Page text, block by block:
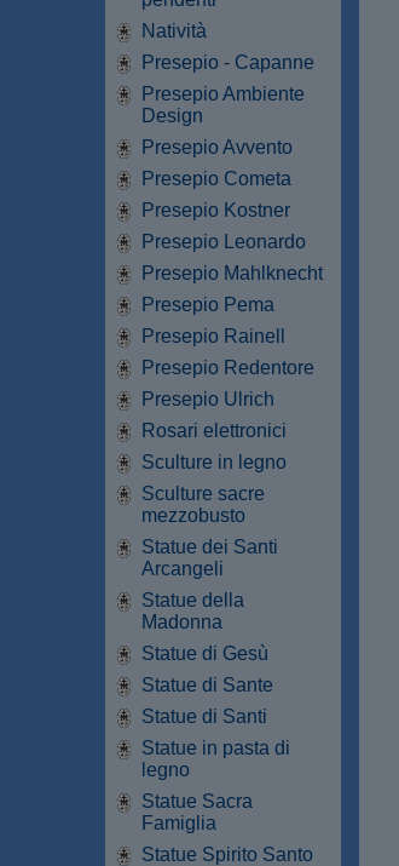
Natività
Presepio - Capanne
Presepio Ambiente
Design
Presepio Avvento
Presepio Cometa
Presepio Kostner
Presepio Leonardo
Presepio Mahlknecht
Presepio Pema
Presepio Rainell
Presepio Redentore
Presepio Ulrich
Rosari elettronici
Sculture in legno
Sculture sacre
mezzobusto
Statue dei Santi
Arcangeli
Statue della
Madonna
Statue di Gesù
Statue di Sante
Statue di Santi
Statue in pasta di
legno
Statue Sacra
Famiglia
Statue Spirito Santo